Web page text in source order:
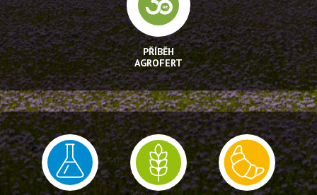
PŘÍBĚH
AGROFERT